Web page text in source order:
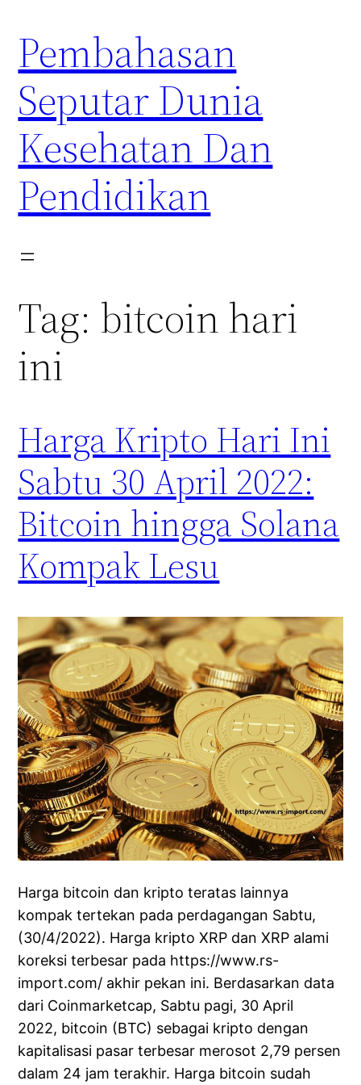
content
Pembahasan
Seputar Dunia
Kesehatan Dan
Pendidikan
Tag: bitcoin hari
ini
Harga Kripto Hari Ini
Sabtu 30 April 2022:
Bitcoin hingga Solana
Kompak Lesu
Harga bitcoin dan kripto teratas lainnya
kompak tertekan pada perdagangan Sabtu,
(30/4/2022). Harga kripto XRP dan XRP alami
koreksi terbesar pada https://www.rs-
import.com/ akhir pekan ini. Berdasarkan data
dari Coinmarketcap, Sabtu pagi, 30 April
2022, bitcoin (BTC) sebagai kripto dengan
kapitalisasi pasar terbesar merosot 2,79 persen
dalam 24 jam terakhir. Harga bitcoin sudah